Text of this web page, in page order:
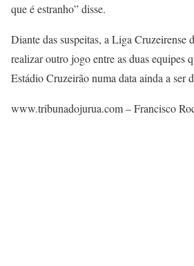
que é estranho” disse.
Diante das suspeitas, a Liga Cruzeirense
realizar outro jogo entre as duas equipes
Estádio Cruzeirão numa data ainda a ser
www.tribunadojurua.com – Francisco